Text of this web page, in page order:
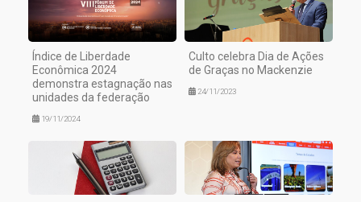
Índice de Liberdade
Econômica 2024
demonstra estagnação nas
unidades da federação
19/11/2024
Culto celebra Dia de Ações
de Graças no Mackenzie
24/11/2023